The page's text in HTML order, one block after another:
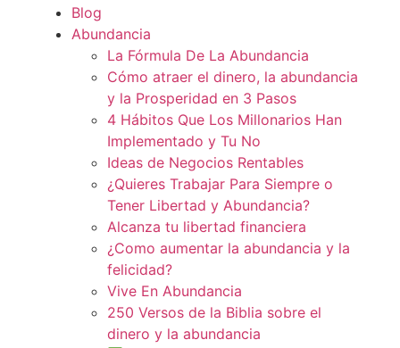
Blog
Abundancia
La Fórmula De La Abundancia
Cómo atraer el dinero, la abundancia
y la Prosperidad en 3 Pasos
4 Hábitos Que Los Millonarios Han
Implementado y Tu No
Ideas de Negocios Rentables
¿Quieres Trabajar Para Siempre o
Tener Libertad y Abundancia?
Alcanza tu libertad financiera
¿Como aumentar la abundancia y la
felicidad?
Vive En Abundancia
250 Versos de la Biblia sobre el
dinero y la abundancia